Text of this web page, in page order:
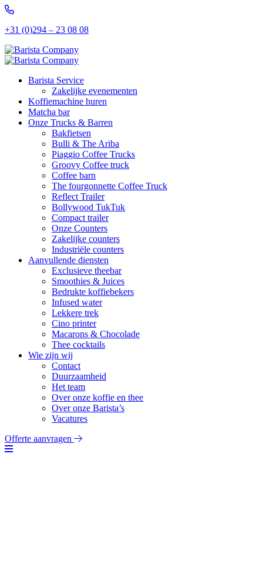
+31 (0)294 – 23 08 08
Barista Service
Zakelijke evenementen
Koffiemachine huren
Matcha bar
Onze Trucks & Barren
Bakfietsen
Bulli & The Ariba
Piaggio Coffee Trucks
Groovy Coffee truck
Coffee barn
The fourgonnette Coffee Truck
Reflect Trailer
Bollywood TukTuk
Compact trailer
Onze Counters
Zakelijke counters
Industriële counters
Aanvullende diensten
Exclusieve theebar
Smoothies & Juices
Bedrukte koffiebekers
Infused water
Lekkere trek
Cino printer
Macarons & Chocolade
Thee cocktails
Wie zijn wij
Contact
Duurzaamheid
Het team
Over onze koffie en thee
Over onze Barista’s
Vacatures
Offerte aanvragen